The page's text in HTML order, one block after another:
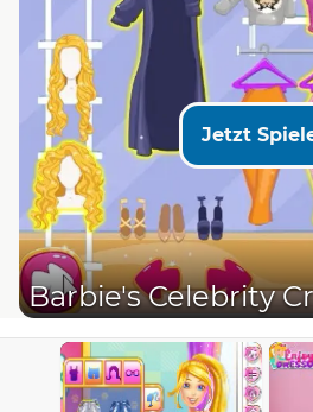
Jetzt
Barbie's Celebrity